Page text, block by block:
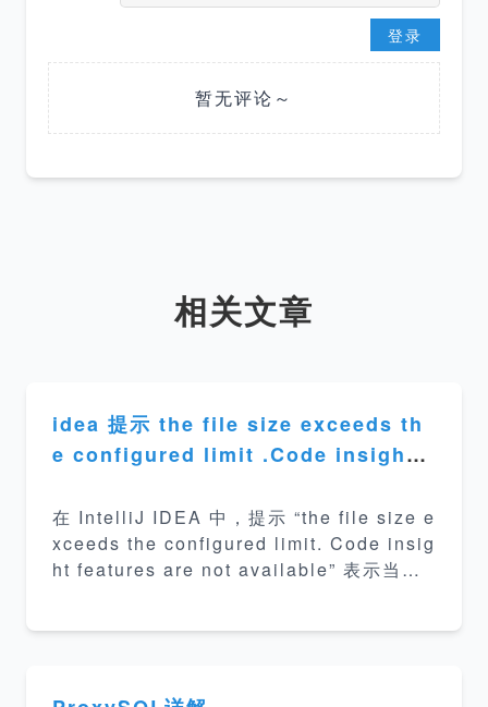
登录
暂无评论～
相关文章
idea 提示 the file size exceeds th
e configured limit .Code insight f
在 IntelliJ IDEA 中，提示 “the file size e
xceeds the configured limit. Code insig
ht features are not available” 表示当前